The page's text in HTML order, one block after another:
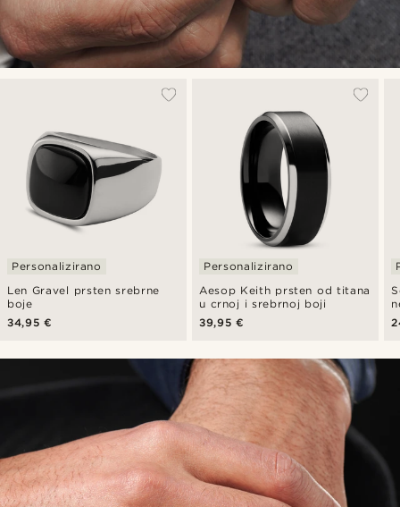
Len Gravel prsten srebrne
boje
Personalizirano
34,95 €
Aesop Keith prsten od titana
u crnoj i srebrnoj boji
Personalizirano
39,95 €